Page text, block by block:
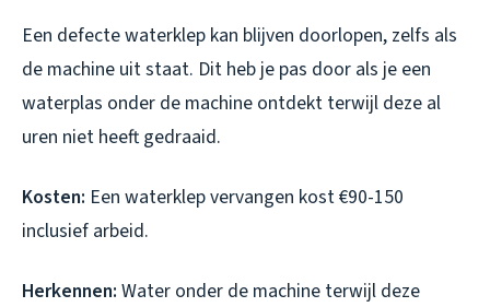
Een defecte waterklep kan blijven doorlopen, zelfs als
de machine uit staat. Dit heb je pas door als je een
waterplas onder de machine ontdekt terwijl deze al
uren niet heeft gedraaid.
Kosten: Een waterklep vervangen kost €90-150
inclusief arbeid.
Herkennen: Water onder de machine terwijl deze